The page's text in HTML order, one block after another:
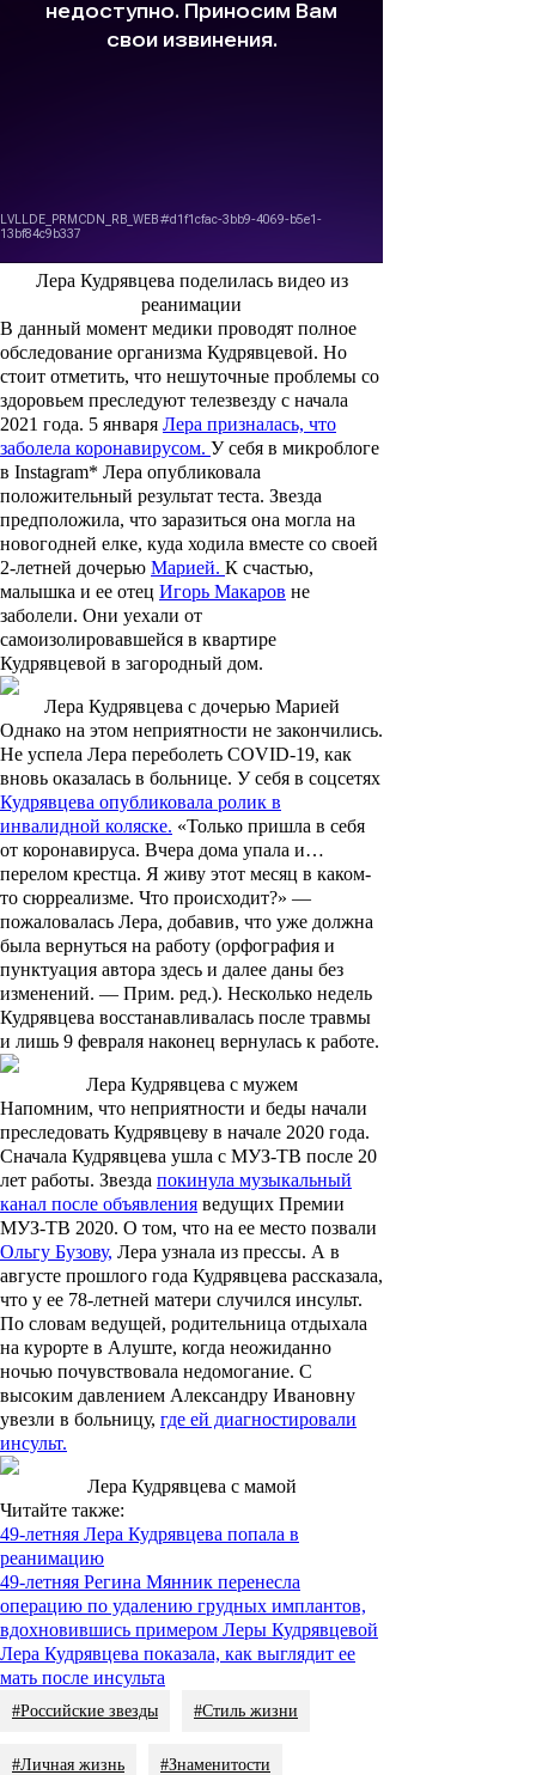
Лера Кудрявцева поделилась видео из
реанимации
В данный момент медики проводят полное
обследование организма Кудрявцевой. Но
стоит отметить, что нешуточные проблемы со
здоровьем преследуют телезвезду с начала
2021 года. 5 января Лера призналась, что
заболела коронавирусом. У себя в микроблоге
в Instagram* Лера опубликовала
положительный результат теста. Звезда
предположила, что заразиться она могла на
новогодней елке, куда ходила вместе со своей
2-летней дочерью Марией. К счастью,
малышка и ее отец Игорь Макаров не
заболели. Они уехали от
самоизолировавшейся в квартире
Кудрявцевой в загородный дом.
Лера Кудрявцева с дочерью Марией
Однако на этом неприятности не закончились.
Не успела Лера переболеть COVID-19, как
вновь оказалась в больнице. У себя в соцсетях
Кудрявцева опубликовала ролик в
инвалидной коляске. «Только пришла в себя
от коронавируса. Вчера дома упала и…
перелом крестца. Я живу этот месяц в каком-
то сюрреализме. Что происходит?» —
пожаловалась Лера, добавив, что уже должна
была вернуться на работу (орфография и
пунктуация автора здесь и далее даны без
изменений. — Прим. ред.). Несколько недель
Кудрявцева восстанавливалась после травмы
и лишь 9 февраля наконец вернулась к работе.
Лера Кудрявцева с мужем
Напомним, что неприятности и беды начали
преследовать Кудрявцеву в начале 2020 года.
Сначала Кудрявцева ушла с МУЗ-ТВ после 20
лет работы. Звезда покинула музыкальный
канал после объявления ведущих Премии
МУЗ-ТВ 2020. О том, что на ее место позвали
Ольгу Бузову, Лера узнала из прессы. А в
августе прошлого года Кудрявцева рассказала,
что у ее 78-летней матери случился инсульт.
По словам ведущей, родительница отдыхала
на курорте в Алуште, когда неожиданно
ночью почувствовала недомогание. С
высоким давлением Александру Ивановну
увезли в больницу, где ей диагностировали
инсульт.
Лера Кудрявцева с мамой
Читайте также:
49-летняя Лера Кудрявцева попала в
реанимацию
49-летняя Регина Мянник перенесла
операцию по удалению грудных имплантов,
вдохновившись примером Леры Кудрявцевой
Лера Кудрявцева показала, как выглядит ее
мать после инсульта
#Российские звезды #Стиль жизни
#Личная жизнь #Знаменитости